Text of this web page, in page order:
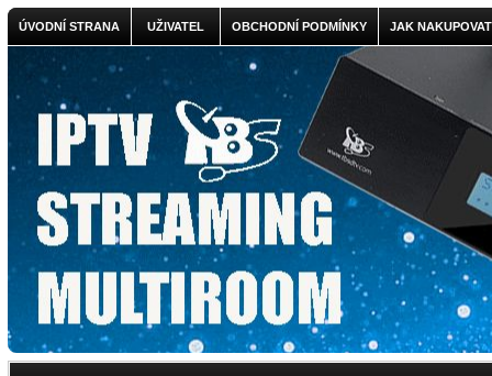
ÚVODNÍ STRANA UŽIVATEL OBCHODNÍ PODMÍNKY JAK NAKUPOVAT